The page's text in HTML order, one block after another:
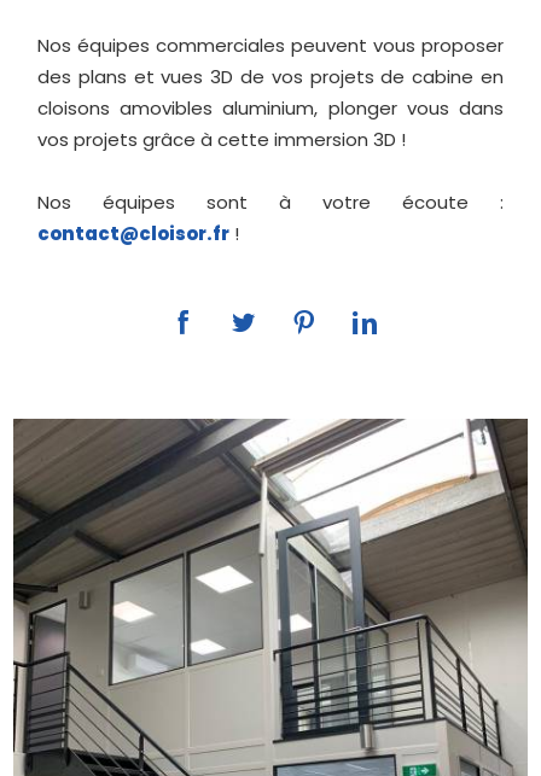
Nos équipes commerciales peuvent vous proposer
des plans et vues 3D de vos projets de cabine en
cloisons amovibles aluminium, plonger vous dans
vos projets grâce à cette immersion 3D !
Nos équipes sont à votre écoute :
contact@cloisor.fr !